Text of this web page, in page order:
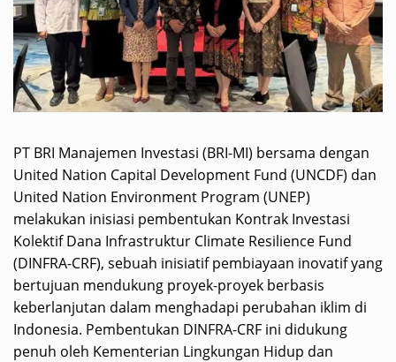
PT BRI Manajemen Investasi (BRI-MI) bersama dengan
United Nation Capital Development Fund (UNCDF) dan
United Nation Environment Program (UNEP)
melakukan inisiasi pembentukan Kontrak Investasi
Kolektif Dana Infrastruktur Climate Resilience Fund
(DINFRA-CRF), sebuah inisiatif pembiayaan inovatif yang
bertujuan mendukung proyek-proyek berbasis
keberlanjutan dalam menghadapi perubahan iklim di
Indonesia. Pembentukan DINFRA-CRF ini didukung
penuh oleh Kementerian Lingkungan Hidup dan